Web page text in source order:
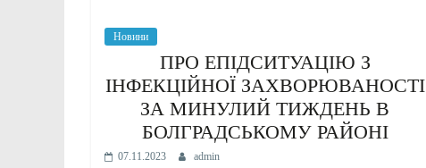
Новини
ПРО ЕПІДСИТУАЦІЮ З
ІНФЕКЦІЙНОЇ ЗАХВОРЮВАНОСТІ
ЗА МИНУЛИЙ ТИЖДЕНЬ В
БОЛГРАДСЬКОМУ РАЙОНІ
07.11.2023 admin